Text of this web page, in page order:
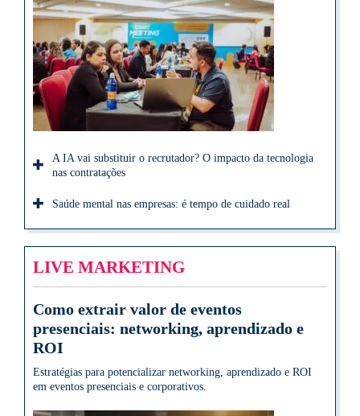
A IA vai substituir o recrutador? O impacto da tecnologia
nas contratações
Saúde mental nas empresas: é tempo de cuidado real
LIVE MARKETING
Como extrair valor de eventos
presenciais: networking, aprendizado e
ROI
Estratégias para potencializar networking, aprendizado e ROI
em eventos presenciais e corporativos.